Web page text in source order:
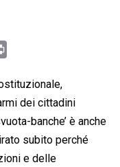
i
n
t
dei cittadini
banche’ è anche
subito perché
e delle